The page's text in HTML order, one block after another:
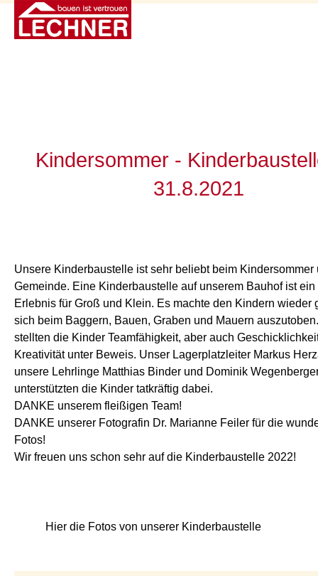
Kindersommer -
31.8.2021
Unsere Kinderbaustelle ist sehr beliebt beim Kindersommer
Gemeinde. Eine Kinderbaustelle auf unserem Bauhof ist
Erlebnis für Groß und Klein. Es machte den Kindern wieder
sich beim Baggern, Bauen, Graben und Mauern
stellten die Kinder Teamfähigkeit, aber auch
Kreativität unter Beweis. Unser Lagerplatzleiter Markus
unsere Lehrlinge Matthias Binder und Dominik
unterstützten die Kinder tatkräftig dabei.
DANKE unserem fleißigen Team!
DANKE unserer Fotografin Dr. Marianne Feiler für die
Fotos!
Wir freuen uns schon sehr auf die Kinderbaustelle 2022!
Hier die Fotos von unserer Kinderbaustelle